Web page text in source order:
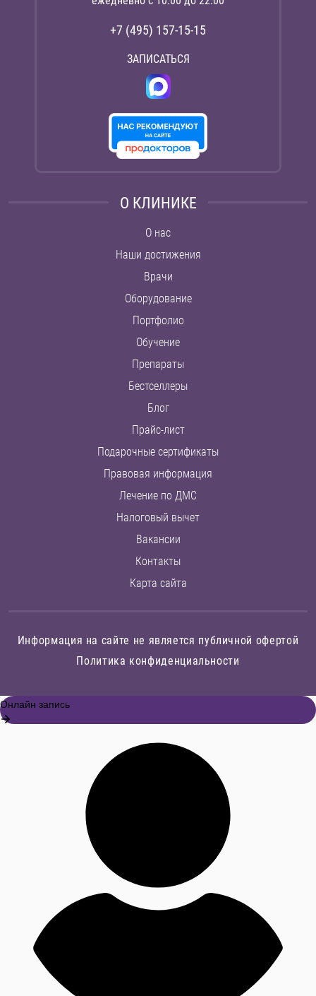
+7 (495) 157-15-15
ЗАПИСАТЬСЯ
О КЛИНИКЕ
О нас
Наши достижения
Врачи
Оборудование
Портфолио
Обучение
Препараты
Бестселлеры
Блог
Прайс-лист
Подарочные сертификаты
Правовая информация
Лечение по ДМС
Налоговый вычет
Вакансии
Контакты
Карта сайта
Информация на сайте не является публичной офертой
Политика конфиденциальности